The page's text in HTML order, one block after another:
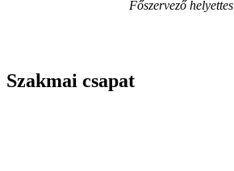
Főszervező helyettes
Szakmai csapat